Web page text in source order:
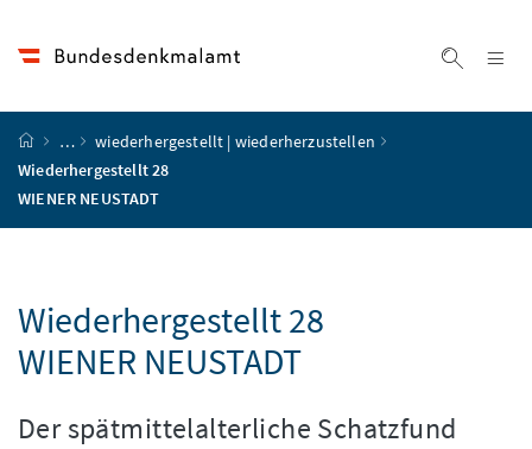
Startseite
…
wiederhergestellt | wiederherzustellen
Wiederhergestellt 28
WIENER NEUSTADT
Wiederhergestellt 28
WIENER NEUSTADT
Der spätmittelalterliche Schatzfund